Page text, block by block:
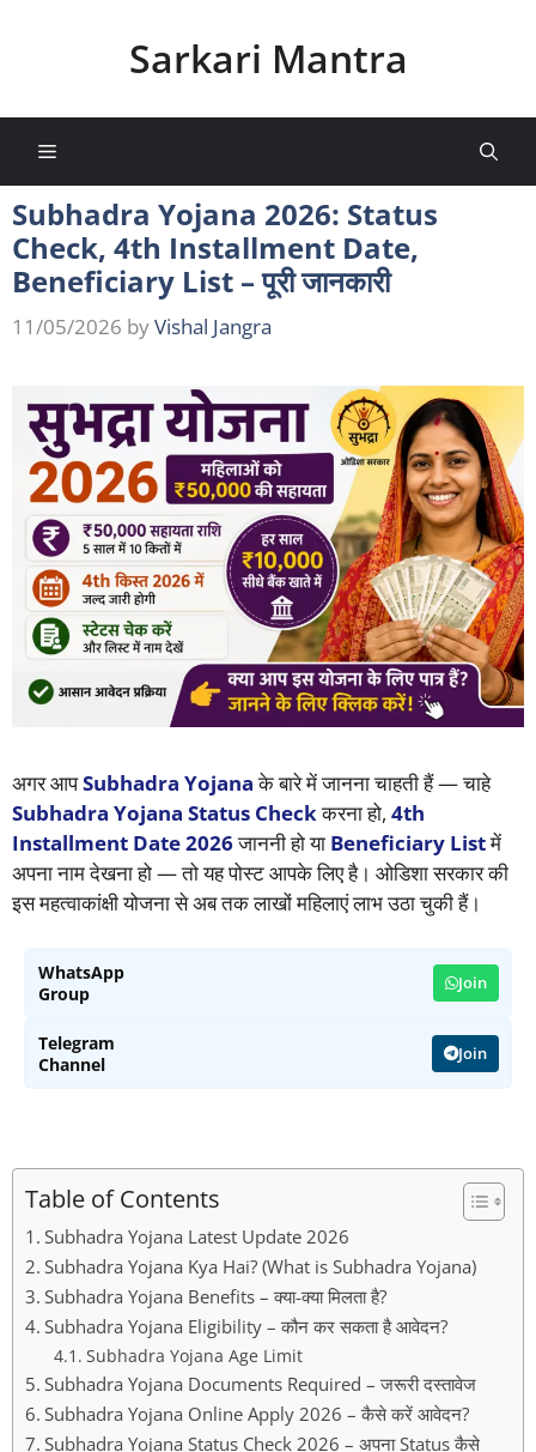
Sarkari Mantra
Menu
Subhadra Yojana 2026: Status
Check, 4th Installment Date,
Beneficiary List – पूरी जानकारी
11/05/2026 byVishal Jangra
अगर आपSubhadra Yojanaके बारे में जानना चाहती हैं — चाहे
Subhadra Yojana Status Checkकरना हो, 4th
Installment Date 2026जाननी हो या Beneficiary Listमें
अपना नाम देखना हो — तो यह पोस्ट आपके लिए है। ओडिशा सरकार की
इस महत्वाकांक्षी योजना से अब तक लाखों महिलाएं लाभ उठा चुकी हैं।
WhatsApp
Group
Join
Telegram
Channel
Join
Table of Contents
Subhadra Yojana Latest Update 2026
Subhadra Yojana Kya Hai? (What is Subhadra Yojana)
Subhadra Yojana Benefits – क्या-क्या मिलता है?
Subhadra Yojana Eligibility – कौन कर सकता है आवेदन?
Subhadra Yojana Age Limit
Subhadra Yojana Documents Required – जरूरी दस्तावेज
Subhadra Yojana Online Apply 2026 – कैसे करें आवेदन?
Subhadra Yojana Status Check 2026 – अपना Status कैसे